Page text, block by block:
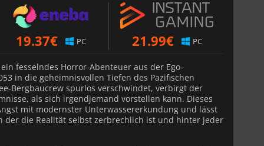
19.37€ PC 21.99€ PC
fesselndes Horror-Abenteuer aus der Ego-
in die geheimnisvollen Tiefen des Pazifischen
Bergbaucrew spurlos verschwindet, verbirgt der
als sich irgendjemand vorstellen kann. Dieses
mit modernster Unterwassererkundung und lässt
der die Realität selbst zerbrechlich ist und hinter jeder